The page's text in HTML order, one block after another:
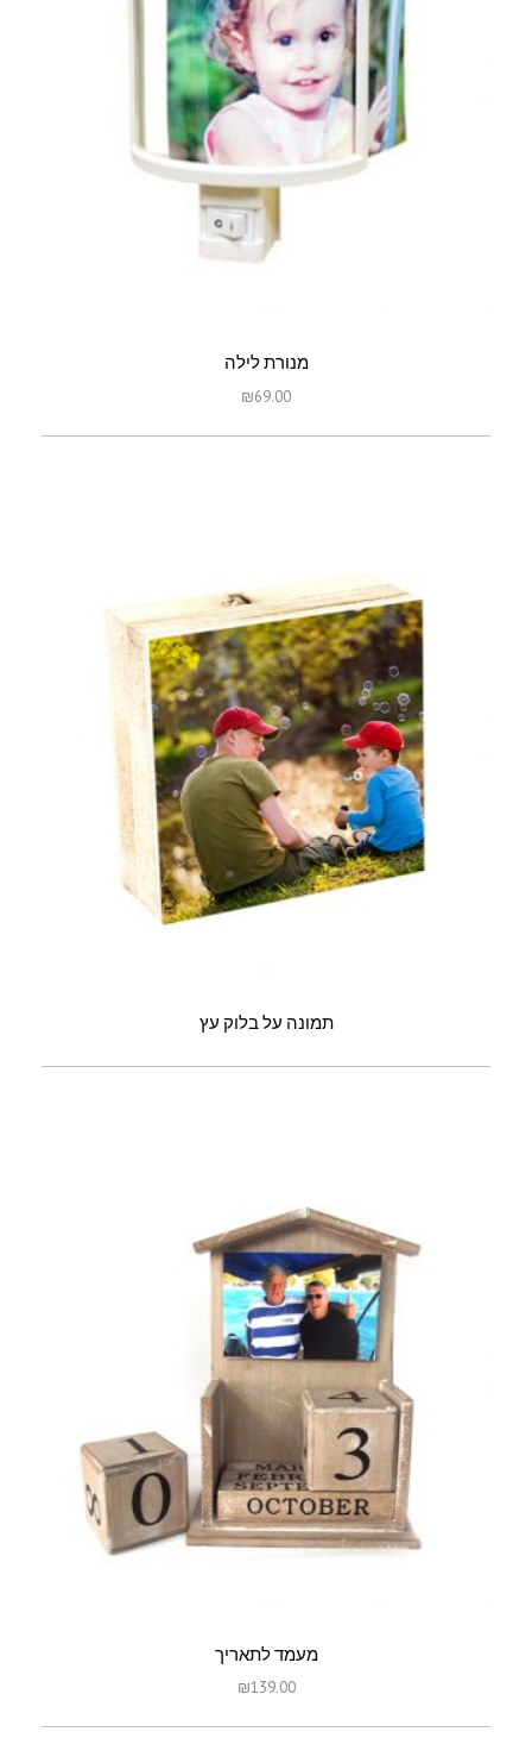
מנורת לילה
₪69.00
תמונה על בלוק עץ
מעמד לתאריך
₪139.00